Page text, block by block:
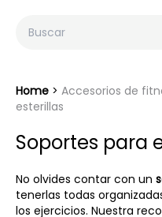
Home Accesorios de
esterillas
Soportes para
No olvides contar con un
tenerlas todas
los ejercicios. Nuestra